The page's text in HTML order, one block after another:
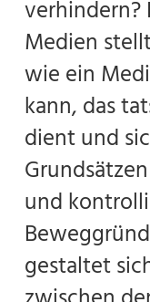
verhindern?
Medien
wie ein
kann, das
dient und
und
gestaltet